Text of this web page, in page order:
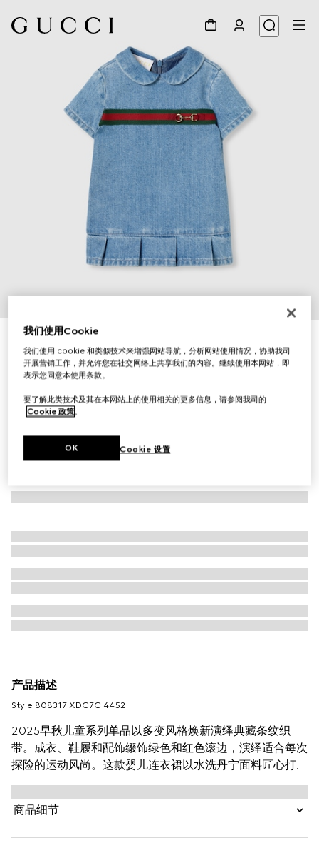
饰织带婴儿牛仔连衣裙
€ 650
产品描述
Style ‎808317 XDC7C 4452
2025早秋儿童系列单品以多变风格焕新演绎典藏条纹织
带。成衣、鞋履和配饰缀饰绿色和红色滚边，演绎适合每次
探险的运动风尚。这款婴儿连衣裙以水洗丹宁面料匠心打
造，缀饰红绿条纹织带与马衔扣细节，更添魅力。
商品细节
我们使用Cookie
我们使用 cookie 和类似技术来增强网站导航，分析网站使用情况，协助我司
开展营销工作，并允许您在社交网络上共享我们的内容。继续使用本网站，即
表示您同意本使用条款。
要了解此类技术及其在本网站上的使用相关的更多信息，请参阅我司的
Cookie 政策。
Cookie 设置
OK